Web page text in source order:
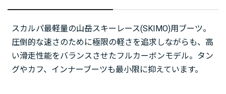
スカルパ最軽量の山岳スキーレース(SKIMO)用ブーツ。
圧倒的な速さのために極限の軽さを追求しながらも、高
い滑走性能をバランスさせたフルカーボンモデル。タン
グやカフ、インナーブーツも最小限に抑えています。